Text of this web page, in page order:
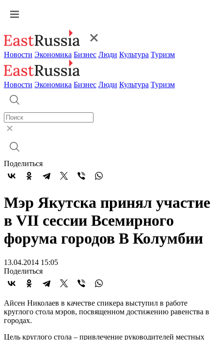
Новости Экономика Бизнес Люди Культура Туризм
Новости Экономика Бизнес Люди Культура Туризм
Поделиться
Мэр Якутска принял участие
в VII сессии Всемирного
форума городов В Колумбии
13.04.2014 15:05
Поделиться
Айсен Николаев в качестве спикера выступил в работе
круглого стола мэров, посвященном достижению равенства в
городах.
Цель круглого стола – привлечение руководителей местных